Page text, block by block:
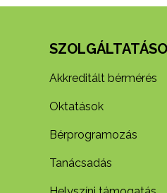
Akkreditált bérmérés
Oktatások
Bérprogramozás
Tanácsadás